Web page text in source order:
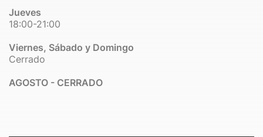
Jueves
18:00-21:00
Viernes, Sábado y Domingo
Cerrado
AGOSTO - CERRADO